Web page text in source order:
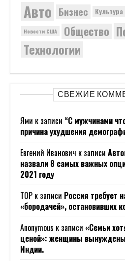
Авто Бизнес Культура
Новости США Общество
Технологии
СВЕЖИЕ
Ями к записи “С мужчинами
причина ухудшения
Евгений Иванович к записи
назвали 8 самых важных
2021 году
ТОР к записи Россия требует
«бородачей», остановивших
Anonymous к записи «Семьи
ценой»: женщины
Индии.